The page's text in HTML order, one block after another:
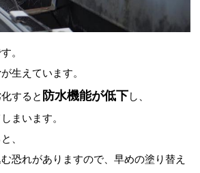
。
が生えています。
すると 防水機能が低下し、
まいます。
、
恐れがありますので、早めの塗り替え